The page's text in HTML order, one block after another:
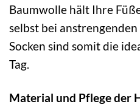
Baumwolle hält Ihre
selbst bei
Socken sind somit die
Tag.
Material und Pflege der